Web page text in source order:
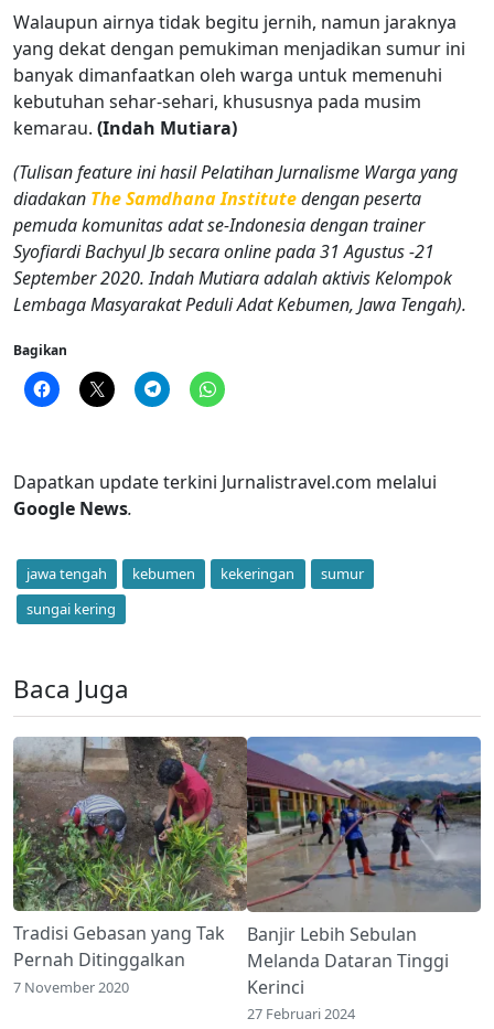
Walaupun airnya tidak begitu jernih, namun jaraknya
yang dekat dengan pemukiman menjadikan sumur ini
banyak dimanfaatkan oleh warga untuk memenuhi
kebutuhan sehar-sehari, khususnya pada musim
kemarau. (Indah Mutiara)
(Tulisan feature ini hasil Pelatihan Jurnalisme Warga yang
diadakan The Samdhana Institutedengan peserta
pemuda komunitas adat se-Indonesia dengan trainer
Syofiardi Bachyul Jb secara online pada 31 Agustus -21
September 2020. Indah Mutiara adalah aktivis Kelompok
Lembaga Masyarakat Peduli Adat Kebumen, Jawa Tengah).
Bagikan
Dapatkan update terkini Jurnalistravel.com melalui
Google News.
jawa tengah kebumen kekeringan
sumur
sungai kering
Baca Juga
Tradisi Gebasan yang Tak
Pernah Ditinggalkan
7 November 2020
Banjir Lebih Sebulan
Melanda Dataran Tinggi
Kerinci
27 Februari 2024